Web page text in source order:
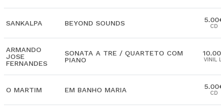
SANKALPA BEYOND SOUNDS CD
ARMANDO
JOSE
FERNANDES
SONATA A TRE / QUARTETO COM
PIANO
VINIL
O MARTIM EM BANHO MARIA CD